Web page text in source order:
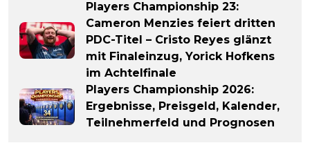
Players Championship 23:
Cameron Menzies feiert dritten
PDC-Titel – Cristo Reyes glänzt
mit Finaleinzug, Yorick Hofkens
im Achtelfinale
Players Championship 2026:
Ergebnisse, Preisgeld, Kalender,
Teilnehmerfeld und Prognosen